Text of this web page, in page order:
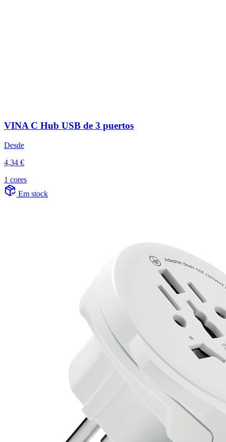
VINA C Hub USB de 3 puertos
Desde
4,34 €
1 cores
Em stock